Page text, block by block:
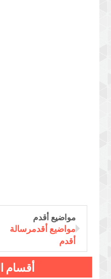
مواضيع أقدم
مواضيع أقدمرسالة
أقدم
أقسام